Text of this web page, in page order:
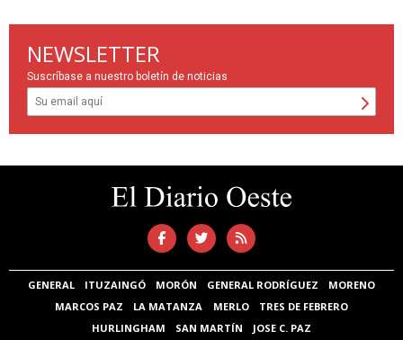
NEWSLETTER
Suscríbase a nuestro boletín de noticias
GENERAL ITUZAINGÓ MORÓN GENERAL RODRÍGUEZ
MORENO
MARCOS PAZ
LA MATANZA MERLO
TRES DE FEBRERO
HURLINGHAM
SAN MARTÍN JOSE C. PAZ